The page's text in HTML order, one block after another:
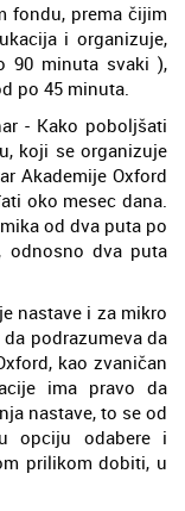
fondu, prema čijim
i organizuje,
90 minuta svaki ),
po 45 minuta.
- Kako poboljšati
koji se organizuje
Akademije Oxford
oko mesec dana.
od dva puta po
odnosno dva puta
nastave i za mikro
podrazumeva da
kao zvaničan
ima pravo da
nastave, to se od
opciju odabere i
prilikom dobiti, u